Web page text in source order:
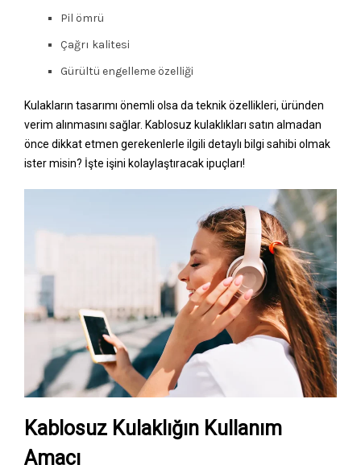
Pil ömrü
Çağrı kalitesi
Gürültü engelleme özelliği
Kulakların tasarımı önemli olsa da teknik özellikleri, üründen
verim alınmasını sağlar. Kablosuz kulaklıkları satın almadan
önce dikkat etmen gerekenlerle ilgili detaylı bilgi sahibi olmak
ister misin? İşte işini kolaylaştıracak ipuçları!
Kablosuz Kulaklığın Kullanım
Amacı